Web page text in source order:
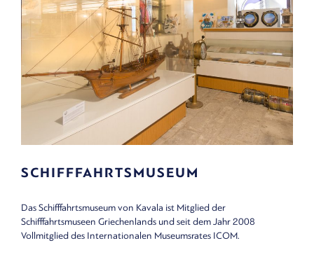
SCHIFFFAHRTSMUSEUM
Das Schifffahrtsmuseum von Kavala ist Mitglied der
Schifffahrtsmuseen Griechenlands und seit dem Jahr 2008
Vollmitglied des Internationalen Museumsrates ICOM.